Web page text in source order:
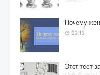
Почему
00:19
Этот тест